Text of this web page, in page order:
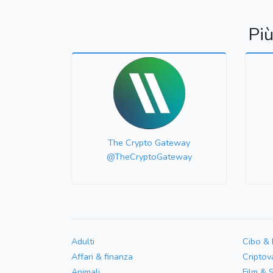
The Crypto Gateway
@TheCryptoGateway
Adulti
Affari & finanza
Cibo &